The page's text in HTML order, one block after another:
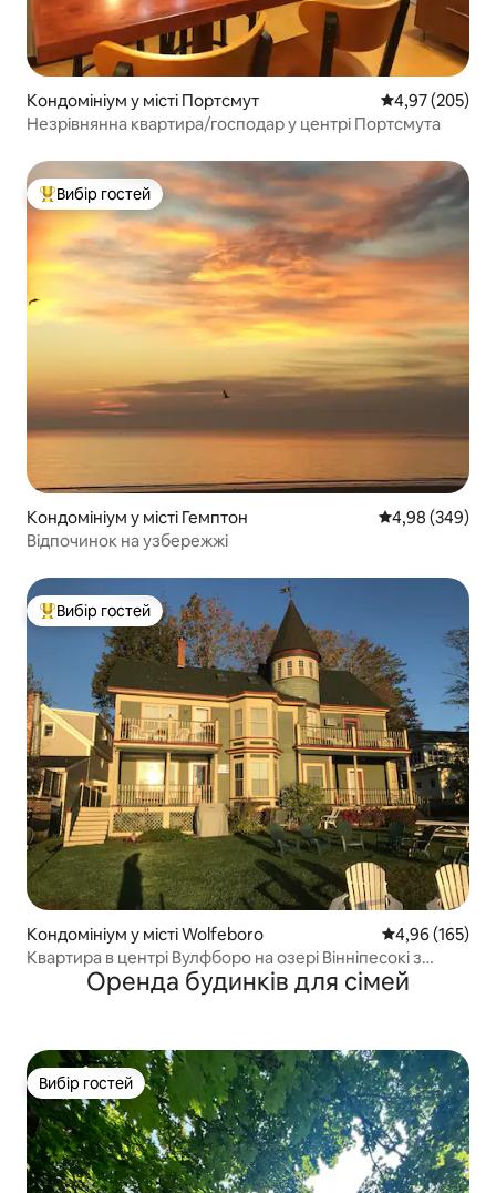
Кондомініум у місті Портсмут Середня
4,97 (205)
Незрівнянна квартира/господар у центрі Портсмута
Топ вибір гостей
Вибір гостей
Кондомініум у місті Гемптон Середня
4,98 (349)
Відпочинок на узбережжі
Топ вибір гостей
Вибір гостей
Кондомініум у місті Wolfeboro Середня
4,96 (165)
Квартира в центрі Вулфборо на озері Вінніпесокі з
причалом!Оренда будинків для сімей
Вибір гостей
Вибір гостей